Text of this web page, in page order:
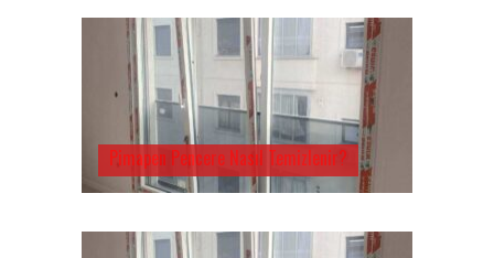
Pimapen Pencere Nasıl Temizlenir?